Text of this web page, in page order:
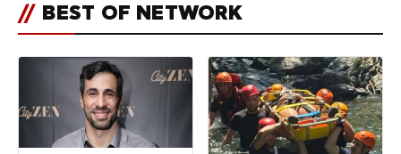
// BEST OF NETWORK